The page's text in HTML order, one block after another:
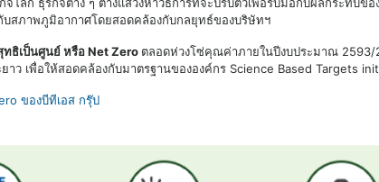
บสภาพภูมิอากาศโดยสอดคล้องกับกลยุทธ์ของบริษัทฯ
ธิเป็นศูนย์ หรือ Net Zero ตลอดห่วงโซ่คุณค่าภายในปีงบประมาณ
ว เพื่อให้สอดคล้องกับมาตรฐานขององค์กร Science Based Targets
ของบีทีเอส กรุ๊ป